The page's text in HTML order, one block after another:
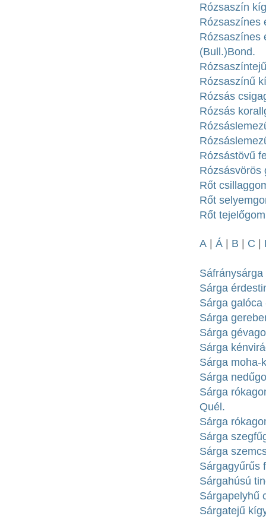
Rózsaszín
Rózsaszínes
Rózsaszínes
(Bull.)Bond.
Rózsaszínű
Rózsás
Rózsás
Rózsástövű
Rózsásvörös
Rőt
Rőt
Rőt
A Á B C
Sárga
Sárga galóca
Sárga
Sárga
Sárga
Sárga moha-
Sárga
Sárga
Quél.
Sárga
Sárga
Sárga
Sárgagyűrűs
Sárgahúsú
Sárgapelyhű
Sárgatejű